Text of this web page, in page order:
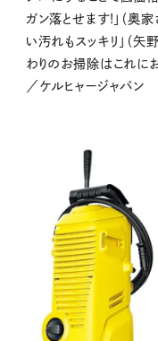
ガン落とせます!」（奥家
い汚れもスッキリ」（矢
わりのお掃除はこれに
／ケルヒャージャパン